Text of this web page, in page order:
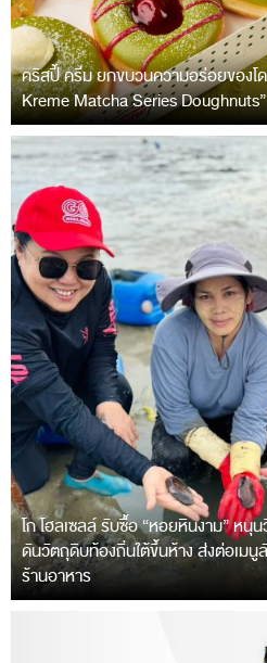
คริสปี้ ครีม ยกขบวนความอร่อยของโ
Kreme Matcha Series Doughnuts”
โก โฮลเซลล์ รับซื้อ “หอยหินงาม” ห
ดันวัตถุดิบท้องถิ่นใต้ขึ้นห้าง ส่งต่อเม
ร้านอาหาร